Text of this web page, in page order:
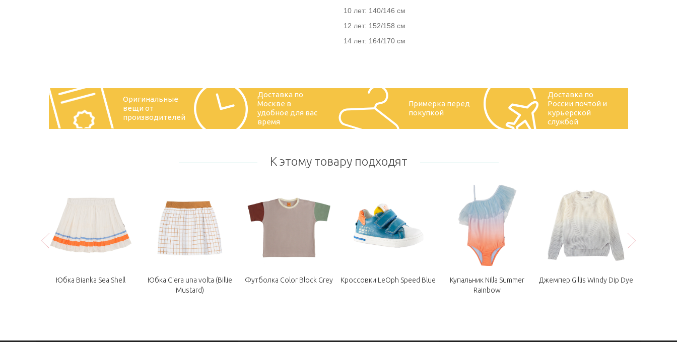
10 лет: 140/146 см
12 лет: 152/158 см
14 лет: 164/170 см
Оригинальные
вещи от
производителей
Доставка по
Москве в
удобное для вас
время
Примерка перед
покупкой
Доставка по
России почтой и
курьерской
службой
К этому товару подходят
Юбка Bianka Sea Shell
Юбка C'era una volta (Billie
Mustard)
Футболка Color Block Grey Кроссовки LeOph Speed Blue
Купальник Nilla Summer
Rainbow
Джемпер Gillis Windy Dip Dye